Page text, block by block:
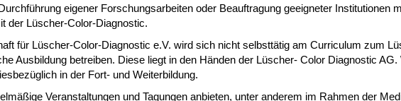
eigener Forschungsarbeiten oder Beauftragung geeigneter Institutionen
der Lüscher-Color-Diagnostic.
für Lüscher-Color-Diagnostic e.V. wird sich nicht selbsttätig am Curriculum zum
Ausbildung betreiben. Diese liegt in den Händen der Lüscher- Color Diagnostic
in der Fort- und Weiterbildung.
Veranstaltungen und Tagungen anbieten, unter anderem im Rahmen der